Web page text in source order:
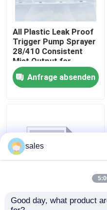
Werksbesichtigung
Qualitätskontrolle
Kontakt mit uns
Rechtssachen
Parfüm-Pumpen-
Triggerpumpensprüher
All Plastic Leak Proof
Trigger Pump Sprayer
28/410 Consistent
Mist Output for
Household Cleaning
BottlesAnfrage absenden
Triggersprüher
sales
Good day, what product